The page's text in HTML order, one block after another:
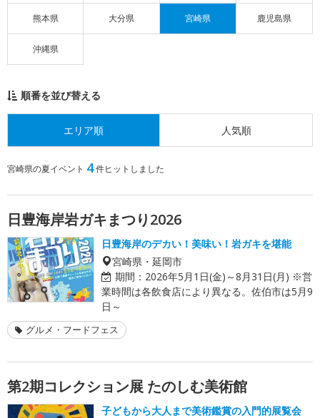
熊本県 大分県 宮崎県 鹿児島県
沖縄県
順番を並び替える
エリア順 人気順
宮崎県の夏イベント 4件ヒットしました
日豊海岸岩ガキまつり2026
日豊海岸のデカい！美味い！岩ガキを堪能
宮崎県・延岡市
期間： 2026年5月1日(金)～8月31日(月) ※営
業時間は各飲食店により異なる。佐伯市は5月9
日～
グルメ・フードフェス
第2期コレクション展 たのしむ美術館
子どもから大人まで美術鑑賞の入門的展覧会